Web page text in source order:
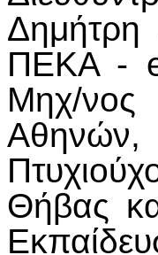
Δημήτρη
ΠΕΚΑ -
Μηχ/
Θήβας